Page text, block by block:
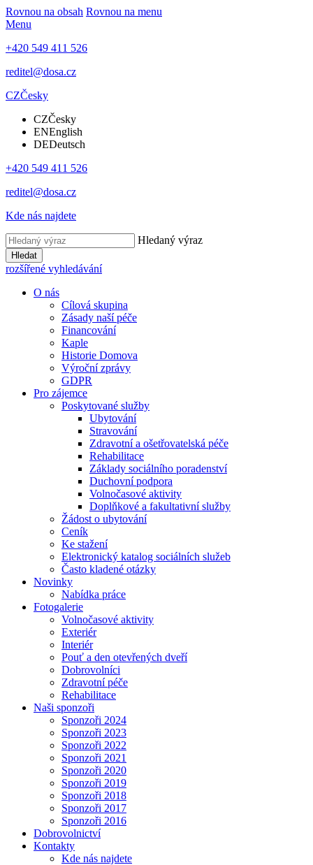
Rovnou na obsah Rovnou na menu
Menu
+420 549 411 526
reditel@dosa.cz
CZČesky
CZČesky
ENEnglish
DEDeutsch
+420 549 411 526
reditel@dosa.cz
Kde nás najdete
Hledaný výraz
Hledat
rozšířené vyhledávání
O nás
Cílová skupina
Zásady naší péče
Financování
Kaple
Historie Domova
Výroční zprávy
GDPR
Pro zájemce
Poskytované služby
Ubytování
Stravování
Zdravotní a ošetřovatelská péče
Rehabilitace
Základy sociálního poradenství
Duchovní podpora
Volnočasové aktivity
Doplňkové a fakultativní služby
Žádost o ubytování
Ceník
Ke stažení
Elektronický katalog sociálních služeb
Často kladené otázky
Novinky
Nabídka práce
Fotogalerie
Volnočasové aktivity
Exteriér
Interiér
Pouť a den otevřených dveří
Dobrovolníci
Zdravotní péče
Rehabilitace
Naši sponzoři
Sponzoři 2024
Sponzoři 2023
Sponzoři 2022
Sponzoři 2021
Sponzoři 2020
Sponzoři 2019
Sponzoři 2018
Sponzoři 2017
Sponzoři 2016
Dobrovolnictví
Kontakty
Kde nás najdete